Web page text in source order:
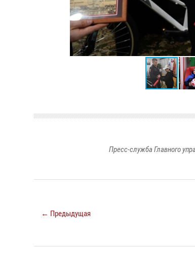
Пресс-служба Главного
← Предыдущая